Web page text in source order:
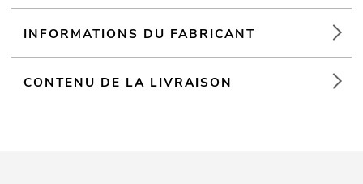
INFORMATIONS DU FABRICANT
CONTENU DE LA LIVRAISON